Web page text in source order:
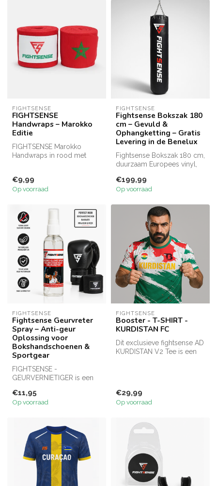
FIGHTSENSE
FIGHTSENSE
Handwraps – Marokko
Editie
FIGHTSENSE Marokko
Handwraps in rood met
€9,99
Op voorraad
FIGHTSENSE
Fightsense Bokszak 180
cm – Gevuld &
Ophangketting – Gratis
Levering in de Benelux
Fightsense Bokszak 180 cm,
duurzaam Europees vinyl,
...
€199,99
Op voorraad
FIGHTSENSE
Fightsense Geurvreter
Spray – Anti-geur
Oplossing voor
Bokshandschoenen &
Sportgear
FIGHTSENSE -
GEURVERNIETIGER is een
speciaal ontworpe...
€11,95
Op voorraad
FIGHTSENSE
Booster - T-SHIRT -
KURDISTAN FC
Dit exclusieve fightsense AD
KURDISTAN V2 Tee is een
€29,99
Op voorraad